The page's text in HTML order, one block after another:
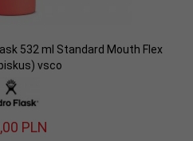
532 ml Standard Mouth Flex
vsco
00 PLN